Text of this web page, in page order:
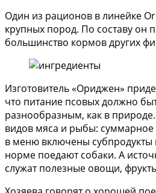
Один из рационов в линейке
крупных пород. По составу он
большинство кормов других
Изготовитель «Ориджен»
что питание псовых должно
разнообразным, как в
видов мяса и рыбы: суммарное
в меню включены
норме поедают собаки. А
служат полезные овощи,